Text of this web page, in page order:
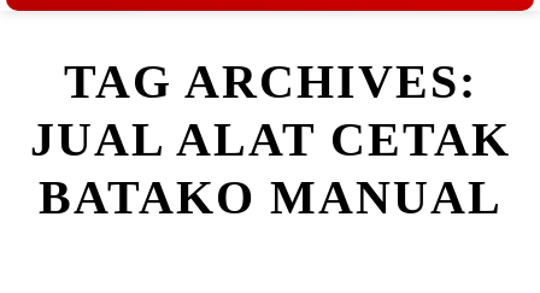
TAG ARCHIVES:
JUAL ALAT CETAK
BATAKO MANUAL